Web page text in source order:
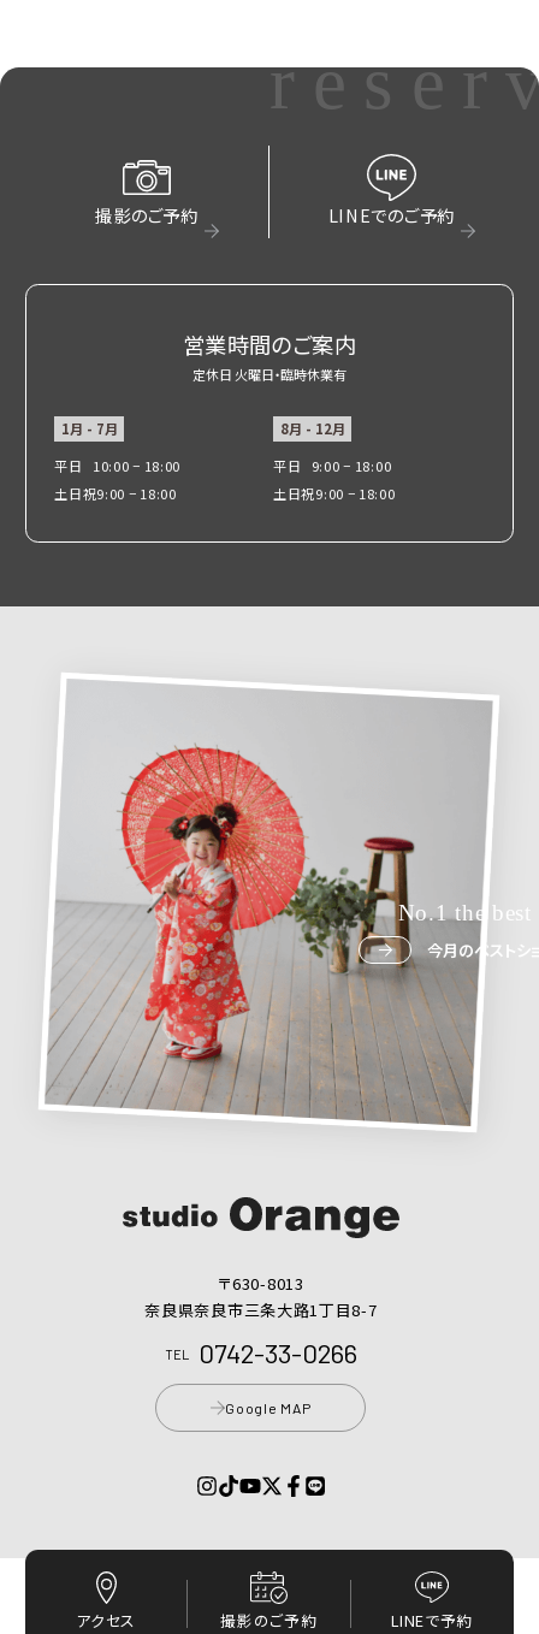
撮影のご予約 LINEでのご予約
営業時間のご案内
定休日 火曜日・臨時休業有
1月 - 7月
平日
10:00 − 18:00
土日祝9:00 − 18:00
8月 - 12月
平日
9:00 − 18:00
土日祝9:00 − 18:00
〒630-8013
奈良県奈良市三条大路1丁目8-7
TEL 0742-33-0266
Google MAP
No.1 the best
今月のベストシ
© 2017 - 2026 スタジオオレンジ
プライバシーポリシー
アクセス 撮影のご予約 LINEで予約